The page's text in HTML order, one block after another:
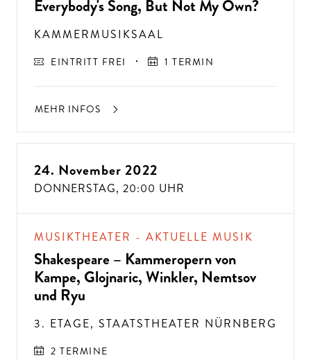
A
USSER
G
EW
Ö
H
N
LIC
H
E K
O
N
ZER
TER
LEBN
ISSE
S
T
E
H
E
N
SI
E
A
U
F
P
E
R
F
O
R
M
A
N
C
E
S
?
Everybody's Song, But Not My Own?
KAMMERMUSIKSAAL
EINTRITT FREI 1 TERMIN
MEHR INFOS
24. November 2022
DONNERSTAG, 20:00 UHR
MUSIKTHEATER - AKTUELLE MUSIK
Shakespeare – Kammeropern von
Kampe, Glojnaric, Winkler, Nemtsov
und Ryu
3. ETAGE, STAATSTHEATER NÜRNBERG
2 TERMINE